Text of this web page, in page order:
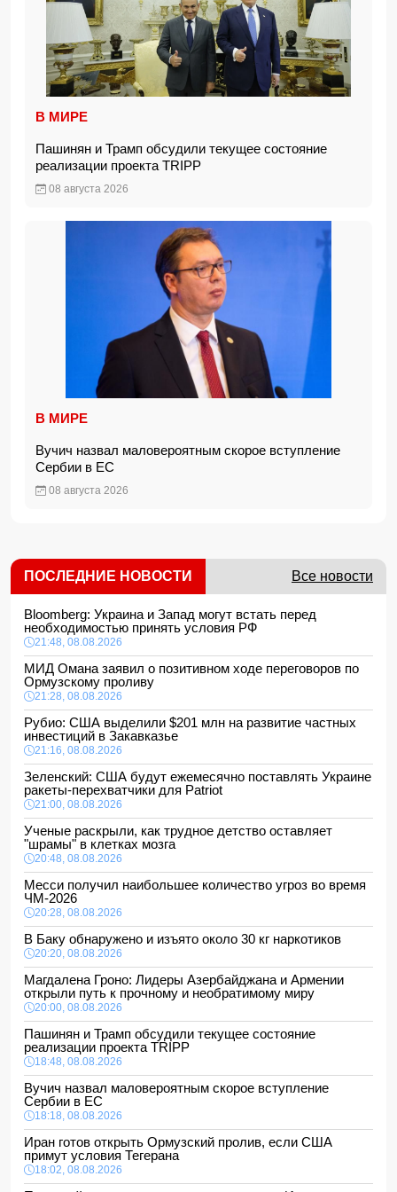
В МИРЕ
Пашинян и Трамп обсудили текущее состояние
реализации проекта TRIPP
08 августа 2026
В МИРЕ
Вучич назвал маловероятным скорое вступление
Сербии в ЕС
08 августа 2026
ПОСЛЕДНИЕ НОВОСТИ Все новости
Bloomberg: Украина и Запад могут встать перед
необходимостью принять условия РФ
21:48, 08.08.2026
МИД Омана заявил о позитивном ходе переговоров по
Ормузскому проливу
21:28, 08.08.2026
Рубио: США выделили $201 млн на развитие частных
инвестиций в Закавказье
21:16, 08.08.2026
Зеленский: США будут ежемесячно поставлять Украине
ракеты-перехватчики для Patriot
21:00, 08.08.2026
Ученые раскрыли, как трудное детство оставляет
"шрамы" в клетках мозга
20:48, 08.08.2026
Месси получил наибольшее количество угроз во время
ЧМ-2026
20:28, 08.08.2026
В Баку обнаружено и изъято около 30 кг наркотиков
20:20, 08.08.2026
Магдалена Гроно: Лидеры Азербайджана и Армении
открыли путь к прочному и необратимому миру
20:00, 08.08.2026
Пашинян и Трамп обсудили текущее состояние
реализации проекта TRIPP
18:48, 08.08.2026
Вучич назвал маловероятным скорое вступление
Сербии в ЕС
18:18, 08.08.2026
Иран готов открыть Ормузский пролив, если США
примут условия Тегерана
18:02, 08.08.2026